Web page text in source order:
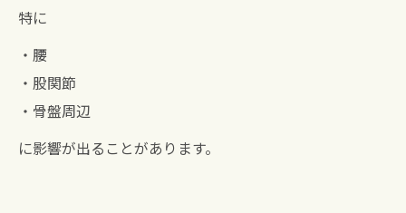
特に
・腰
・股関節
・骨盤周辺
に影響が出ることがあります。